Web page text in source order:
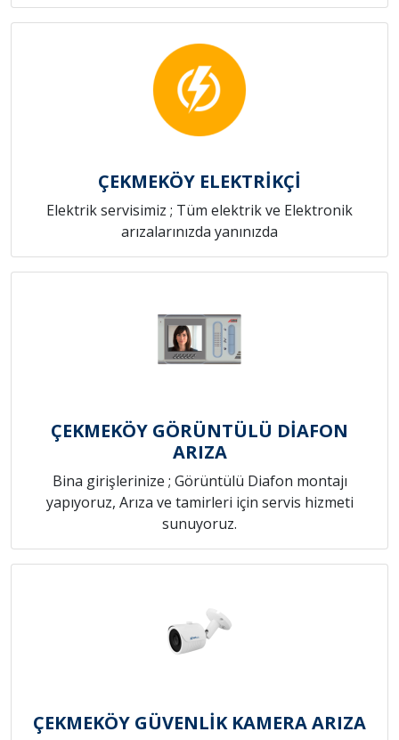
ÇEKMEKÖY ELEKTRİKÇİ
Elektrik servisimiz ; Tüm elektrik ve Elektronik
arızalarınızda yanınızda
ÇEKMEKÖY GÖRÜNTÜLÜ DİAFON
ARIZA
Bina girişlerinize ; Görüntülü Diafon montajı
yapıyoruz, Arıza ve tamirleri için servis hizmeti
sunuyoruz.
ÇEKMEKÖY GÜVENLİK KAMERA ARIZA